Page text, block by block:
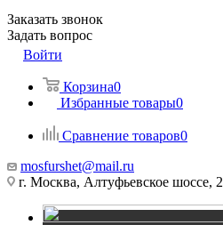
Заказать звонок
Задать вопрос
Войти
Корзина0
Избранные товары0
Сравнение товаров0
mosfurshet@mail.ru
г. Москва, Алтуфьевское шоссе, 2